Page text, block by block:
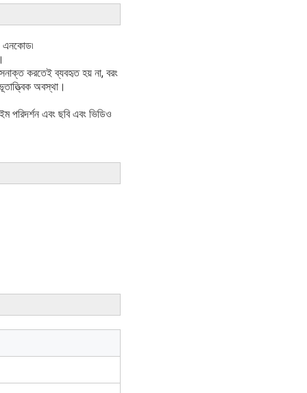
এনকোড৷
করতেই ব্যবহৃত হয় না, বরং
অবস্থা।
পরিদর্শন এবং ছবি এবং ভিডিও